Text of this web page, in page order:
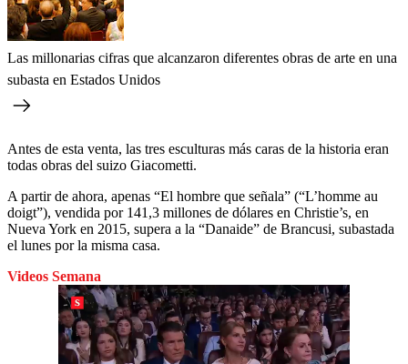
Las millonarias cifras que alcanzaron diferentes obras de arte en una
subasta en Estados Unidos
Antes de esta venta, las tres esculturas más caras de la historia eran
todas obras del suizo Giacometti.
A partir de ahora, apenas “El hombre que señala” (“L’homme au
doigt”), vendida por 141,3 millones de dólares en Christie’s, en
Nueva York en 2015, supera a la “Danaide” de Brancusi, subastada
el lunes por la misma casa.
Videos Semana